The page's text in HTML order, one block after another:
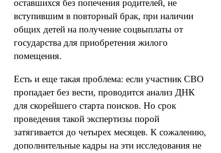
оставшихся без попечения родителей, не
вступившим в повторный брак, при наличии
общих детей на получение соцвыплаты от
государства для приобретения жилого
помещения.
Есть и еще такая проблема: если участник СВО
пропадает без вести, проводится анализ ДНК
для скорейшего старта поисков. Но срок
проведения такой экспертизы порой
затягивается до четырех месяцев. К сожалению,
дополнительные кадры на эти исследования не